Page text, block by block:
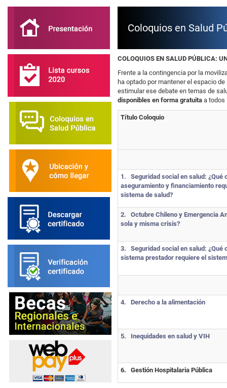
Coloquios en Salud
COLOQUIOS EN SALUD PÚBLICA:
Frente a la contingencia por la
ha optado por mantener el espacio
estimular ese debate en temas de
disponibles en forma gratuita a todos
Título Coloquio
1. Seguridad social en salud: ¿Qué
aseguramiento y financiamiento
sistema de salud?
2. Octubre Chileno y Emergencia
sola y misma crisis?
3. Seguridad social en salud: ¿Qué
sistema prestador requiere el
4. Derecho a la alimentación
5. Inequidades en salud y VIH
6. Gestión Hospitalaria Pública